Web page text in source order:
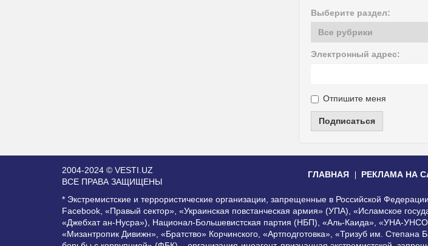
Выберите раздел:
Электронный адрес:
Отпишите меня
Подписаться
2004-2024 © VESTI.UZ
ВСЕ ПРАВА ЗАЩИЩЕНЫ
ГЛАВНАЯ РЕКЛАМА НА
* Экстремистские и террористические организации, запрещенные в Российской
Facebook, «Правый сектор», «Украинская повстанческая армия» (УПА), «Исламское
«Джебхат ан-Нусра»), Национал-Большевистская партия (НБП), «Аль-Каида», «УНА-
«Мизантропик Дивижн», «Братство» Корчинского, «Артподготовка», «Тризуб им.